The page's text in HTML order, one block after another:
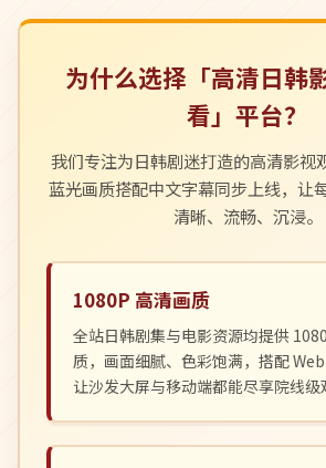
为什么选择「高清日韩
看」平台？
我们专注为日韩剧迷打造的高清影视
蓝光画质搭配中文字幕同步上线，让
清晰、流畅、沉浸。
1080P 高清画质
全站日韩剧集与电影资源均提供
质，画面细腻、色彩饱满，搭配 Web
让沙发大屏与移动端都能尽享院线级